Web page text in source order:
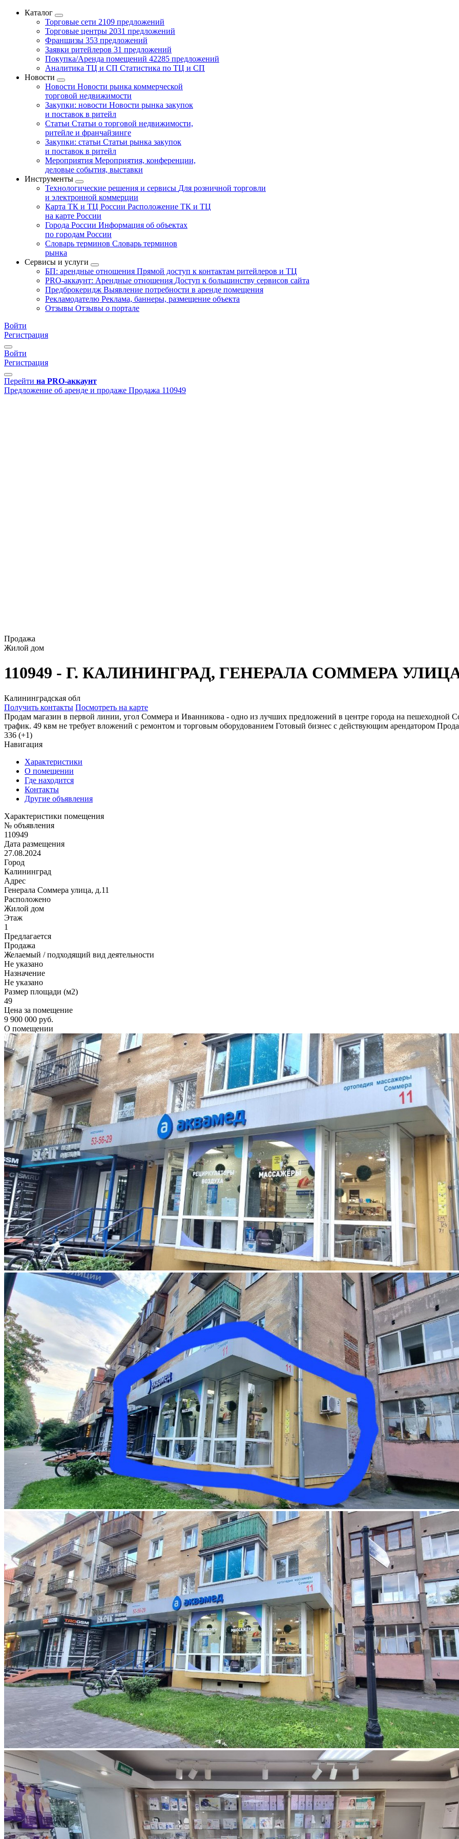
Каталог
Торговые сети 2109 предложений
Торговые центры 2031 предложений
Франшизы 353 предложений
Заявки ритейлеров 31 предложений
Покупка/Аренда помещений 42285 предложений
Аналитика ТЦ и СП Статистика по ТЦ и СП
Новости
Новости Новости рынка коммерческой
торговой недвижимости
Закупки: новости Новости рынка закупок
и поставок в ритейл
Статьи Статьи о торговой недвижимости,
ритейле и франчайзинге
Закупки: статьи Статьи рынка закупок
и поставок в ритейл
Мероприятия Мероприятия, конференции,
деловые события, выставки
Инструменты
Технологические решения и сервисы Для розничной торговли
и электронной коммерции
Карта ТК и ТЦ России Расположение ТК и ТЦ
на карте России
Города России Информация об объектах
по городам России
Словарь терминов Словарь терминов
рынка
Сервисы и услуги
БП: арендные отношения Прямой доступ к контактам ритейлеров и ТЦ
PRO-аккаунт: Арендные отношения Доступ к большинству сервисов сайта
Предброкеридж Выявление потребности в аренде помещения
Рекламодателю Реклама, баннеры, размещение объекта
Отзывы Отзывы о портале
Войти
Регистрация
Войти
Регистрация
Перейти на PRO-аккаунт
Предложение об аренде и продаже Продажа 110949
Продажа
Жилой дом
110949 - Г. КАЛИНИНГРАД, ГЕНЕРАЛА СОММЕРА
Калининградская обл
Получить контакты Посмотреть на карте
Продам магазин в первой линии, угол Соммера и Иванникова - одно из лучших предложений в центре города на пешеходной
трафик. 49 квм не требует вложений с ремонтом и торговым оборудованием Готовый бизнес с действующим арендатором
336 (+1)
Навигация
Характеристики
О помещении
Где находится
Контакты
Другие объявления
Характеристики помещения
№ объявления
110949
Дата размещения
27.08.2024
Город
Калининград
Адрес
Генерала Соммера улица, д.11
Расположено
Жилой дом
Этаж
1
Предлагается
Продажа
Желаемый / подходящий вид деятельности
Не указано
Назначение
Не указано
Размер площади (м2)
49
Цена за помещение
9 900 000 руб.
О помещении